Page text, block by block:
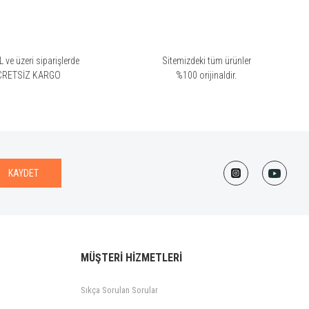
ve üzeri siparişlerde
KARGO
Sitemizdeki tüm ürünler
%100 orijinaldir.
KAYDET
MÜŞTERİ HİZMETLERİ
Sıkça Sorulan Sorular